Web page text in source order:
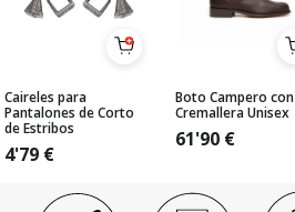
Caireles para
Pantalones de Corto
de Estribos
4'79 €
Boto Campero con
Cremallera Unisex
61'90 €